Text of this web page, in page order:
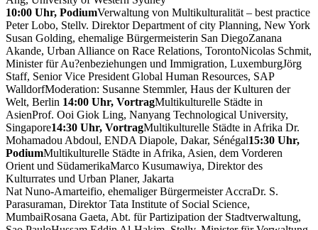
10:00 Uhr, PodiumVerwaltung von Multikulturalität – best practice
Peter Lobo, Stellv. Direktor Department of city Planning, New York
Susan Golding, ehemalige Bürgermeisterin San DiegoZanana
Akande, Urban Alliance on Race Relations, TorontoNicolas Schmit,
Minister für Au?enbeziehungen und Immigration, LuxemburgJörg
Staff, Senior Vice President Global Human Resources, SAP
WalldorfModeration: Susanne Stemmler, Haus der Kulturen der
Welt, Berlin 14:00 Uhr, VortragMultikulturelle Städte in
AsienProf. Ooi Giok Ling, Nanyang Technological University,
Singapore14:30 Uhr, VortragMultikulturelle Städte in Afrika Dr.
Mohamadou Abdoul, ENDA Diapole, Dakar, Sénégal15:30 Uhr,
PodiumMultikulturelle Städte in Afrika, Asien, dem Vorderen
Orient und SüdamerikaMarco Kusumawiya, Direktor des
Kulturrates und Urban Planer, Jakarta
Nat Nuno-Amarteifio, ehemaliger Bürgermeister AccraDr. S.
Parasuraman, Direktor Tata Institute of Social Science,
MumbaiRosana Gaeta, Abt. für Partizipation der Stadtverwaltung,